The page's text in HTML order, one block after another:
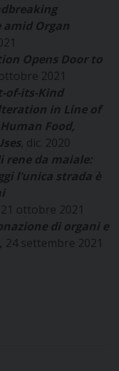
amid Organ
Opens Door to
ottobre 2021
of-its-Kind
in Line of
Food,
, dic. 2020
rene da maiale:
l’unica strada è
ottobre 2021
di organi e
24 settembre 2021